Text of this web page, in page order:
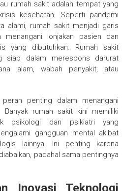
rumah sakit adalah tempat yang
kesehatan. Seperti pandemi
alami, rumah sakit menjadi garis
menangani lonjakan pasien dan
yang dibutuhkan. Rumah sakit
siap dalam merespons darurat
alam, wabah penyakit, atau
penting dalam menangani
Banyak rumah sakit kini memiliki
psikologi dan psikiatri yang
gangguan mental akibat
lainnya. Ini penting karena
padahal sama pentingnya
Inovasi Teknologi